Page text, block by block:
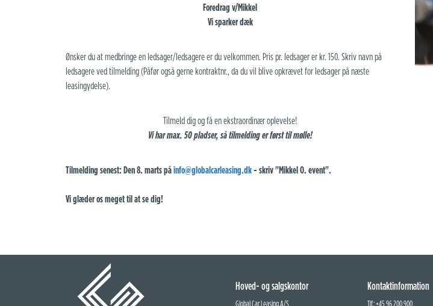
Foredrag v/Mikkel
Vi sparker dæk
Ønsker du at medbringe en ledsager/ledsagere er du velkommen. Pris pr. ledsager er kr. 150. Skriv navn på
ledsagere ved tilmelding (Påfør også gerne kontraktnr., da du vil blive opkrævet for ledsager på næste
leasingydelse).
Tilmeld dig og få en ekstraordinær oplevelse!
Vi har max. 50 pladser, så tilmelding er først til mølle!
Tilmelding senest: Den 8. marts påinfo@globalcarleasing.dk- skriv "Mikkel O. event".
Vi glæder os meget til at se dig!
Hoved- og salgskontor
Global Car Leasing A/S
Kontaktinformation
Tlf.: +45 96 200 900